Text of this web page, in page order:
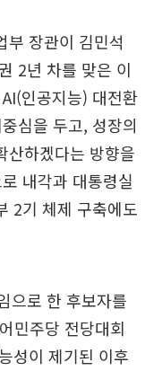
부 장관이 김민석
2년 차를 맞은 이
인공지능) 대전환
심을 두고, 성장의
산하겠다는 방향을
내각과 대통령실
2기 체제 구축에도
으로 한 후보자를
민주당 전당대회
성이 제기된 이후